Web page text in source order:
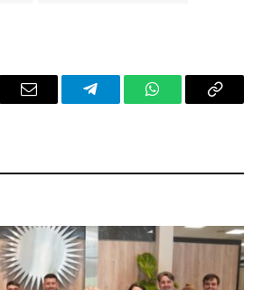
Email TelegramWhatsAppCopy